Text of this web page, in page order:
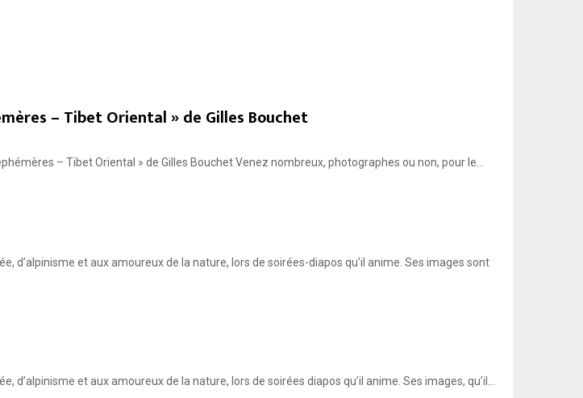
– Tibet Oriental » de Gilles Bouchet
– Tibet Oriental » de Gilles Bouchet Venez nombreux, photographes ou non, pour le...
d’alpinisme et aux amoureux de la nature, lors de soirées-diapos qu’il anime. Ses images sont
et aux amoureux de la nature, lors de soirées diapos qu’il anime. Ses images, qu’il...